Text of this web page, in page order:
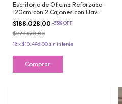
Escritorio de Oficina Reforzado
120cm con 2 Cajones con Llave
Color Marfil Maximo
$188.028,00 -33%OFF
$279.670,00
18x $10.446,00 sin interés